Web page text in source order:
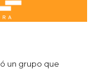
un grupo que